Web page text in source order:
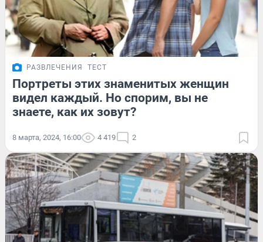
РАЗВЛЕЧЕНИЯ ТЕСТ
Портреты этих знаменитых женщин
видел каждый. Но спорим, вы не
знаете, как их зовут?
8 марта, 2024, 16:00 4 419 2